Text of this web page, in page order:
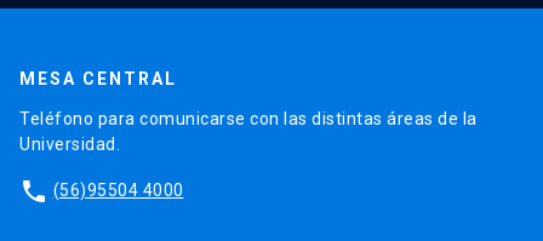
MESA CENTRAL
Teléfono para comunicarse con las distintas áreas de la
Universidad.
phone (56)95504 4000